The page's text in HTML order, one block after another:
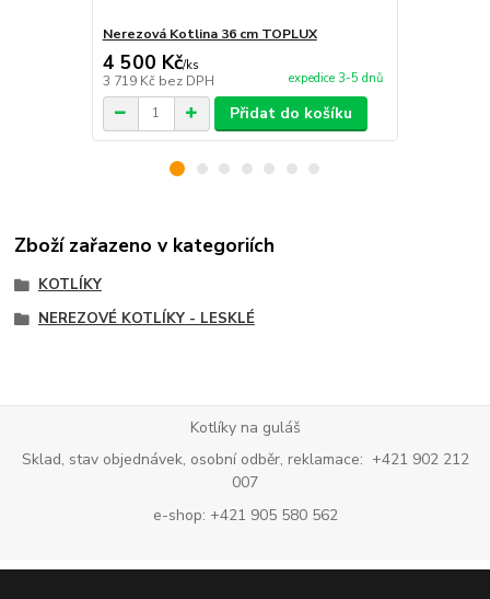
Nerezová Kotlina 36 cm TOPLUX
4 500 Kč/ks
3 719 Kč bez DPH expedice 3-5 dnů
Přidat do košíku
Zboží zařazeno v kategoriích
KOTLÍKY
NEREZOVÉ KOTLÍKY - LESKLÉ
Kotlíky na guláš
Sklad, stav objednávek, osobní odběr, reklamace: +421 902 212
007
e-shop: +421 905 580 562